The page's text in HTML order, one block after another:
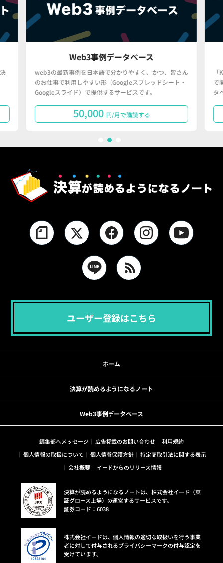
Web3事例データベース
web3の最新事例を日本語で分かりやすく、かつ、皆さん
のお仕事で利用しやすい形（Googleスプレッドシート・
Googleスライド）で提供するサービスです。
50,000 円/月で購読する
で
タ
ユーザー登録はこちら
ホーム
決算が読めるようになるノート
Web3事例データベース
編集部へメッセージ 広告掲載のお問い合わせ
利用規約
個人情報の取扱について
個人情報保護方針
特定商取引法に関する表示
会社概要
イードからのリリース情報
決算が読めるようになるノートは、株式会社イード（東
証グロース上場）の運営するサービスです。
証券コード：6038
株式会社イードは、個人情報の適切な取扱いを行う事業
者に対して付与されるプライバシーマークの付与認定を
受けています。